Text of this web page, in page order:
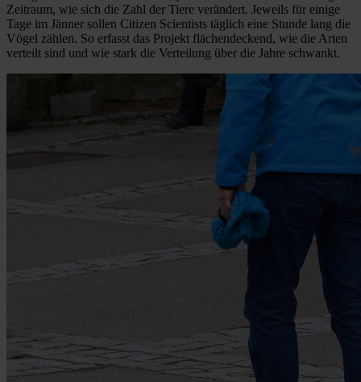
Zeitraum, wie sich die Zahl der Tiere verändert. Jeweils für einige
Tage im Jänner sollen Citizen Scientists täglich eine Stunde lang die
Vögel zählen. So erfasst das Projekt flächendeckend, wie die Arten
verteilt sind und wie stark die Verteilung über die Jahre schwankt.